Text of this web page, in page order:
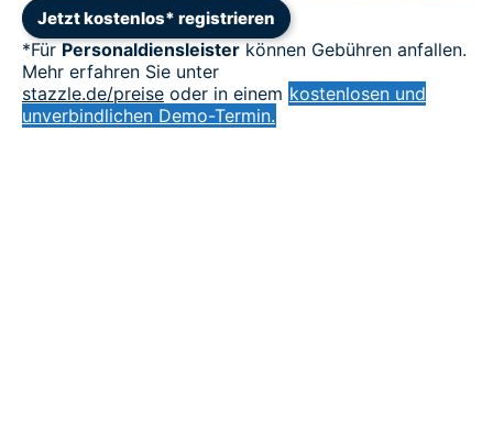
Jetzt kostenlos* registrieren
*Für Personaldiensleister können Gebühren anfallen.
Mehr erfahren Sie unter
stazzle.de/preise oder in einem kostenlosen und
unverbindlichen Demo-Termin.